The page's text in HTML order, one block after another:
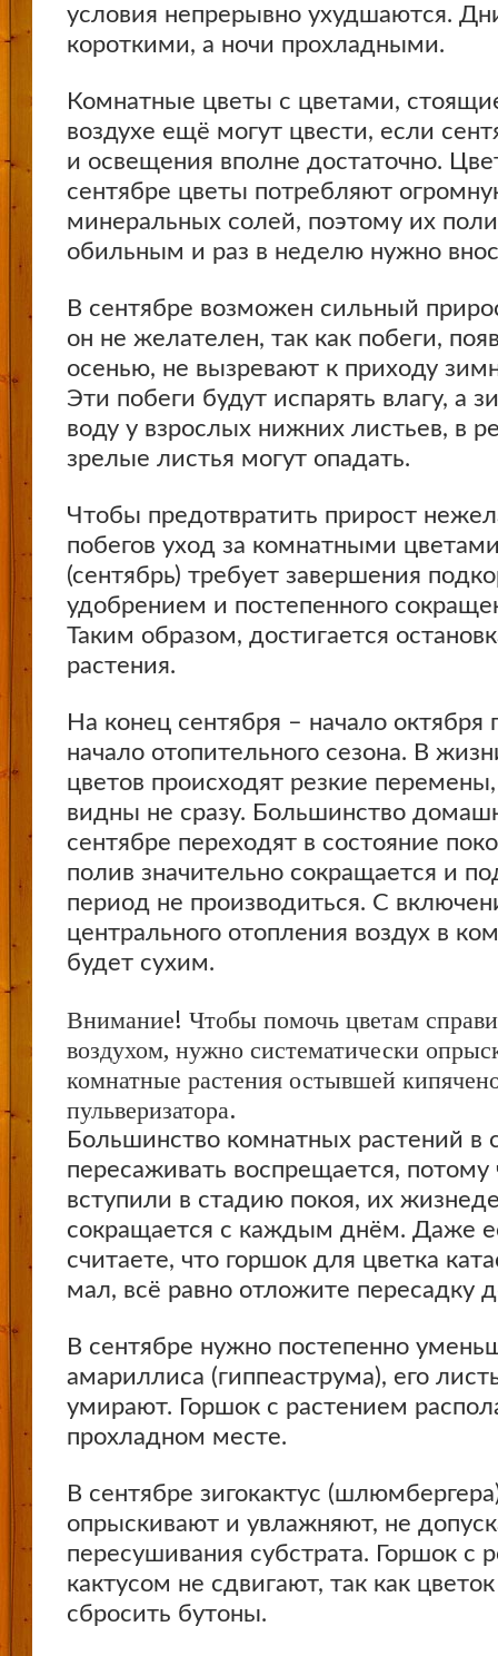
условия непрерывно ухудшаются.
короткими, а ночи прохладными.
Комнатные цветы с цветами,
воздухе ещё могут цвести, если
и освещения вполне достаточно.
сентябре цветы потребляют
минеральных солей, поэтому их
обильным и раз в неделю нужно
В сентябре возможен сильный
он не желателен, так как побеги,
осенью, не вызревают к приходу
Эти побеги будут испарять влагу, а
воду у взрослых нижних листьев, в
зрелые листья могут опадать.
Чтобы предотвратить прирост
побегов уход за комнатными
(сентябрь) требует завершения
удобрением и постепенного
Таким образом, достигается
растения.
На конец сентября – начало октября
начало отопительного сезона. В
цветов происходят резкие
видны не сразу. Большинство
сентябре переходят в состояние
полив значительно сокращается и
период не производиться. С
центрального отопления воздух в
будет сухим.
Внимание! Чтобы помочь цветам
воздухом, нужно систематически
комнатные растения остывшей
пульверизатора.
Большинство комнатных растений в
пересаживать воспрещается, потому
вступили в стадию покоя, их
сокращается с каждым днём. Даже
считаете, что горшок для цветка
мал, всё равно отложите пересадку
В сентябре нужно постепенно
амариллиса (гиппеаструма), его
умирают. Горшок с растением
прохладном месте.
В сентябре зигокактус
опрыскивают и увлажняют, не
пересушивания субстрата. Горшок с
кактусом не сдвигают, так как
сбросить бутоны.